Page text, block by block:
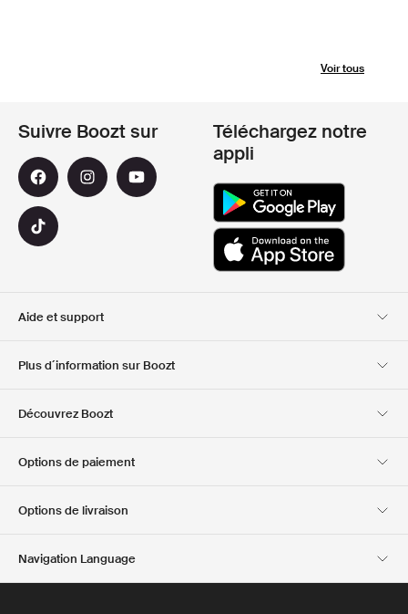
Voir tous
Aide et support
Plus d´information sur Boozt
Club Boozt
Découvrez Boozt
Suivre Boozt sur
Téléchargez notre
appli
Options de paiement
Options de livraison
Navigation Language